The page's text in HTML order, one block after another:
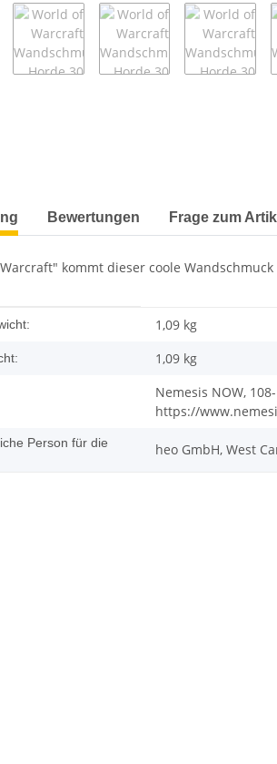
anzeigen
Bewertungen Frage zum
kommt dieser coole
1,09 kg
1,09 kg
Nemesis NOW,
https://
Person für die
heo GmbH, West